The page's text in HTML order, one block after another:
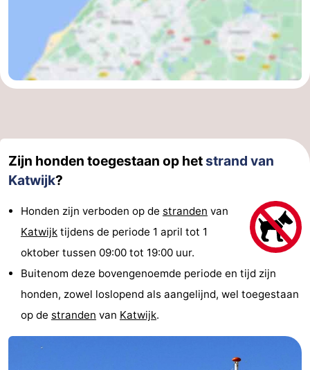
Zijn honden toegestaan op hetstrand van
Katwijk?
Honden zijn verboden op de stranden van
Katwijk tijdens de periode 1 april tot 1
oktober tussen 09:00 tot 19:00 uur.
Buitenom deze bovengenoemde periode en tijd zijn
honden, zowel loslopend als aangelijnd, wel toegestaan
op de stranden van Katwijk.